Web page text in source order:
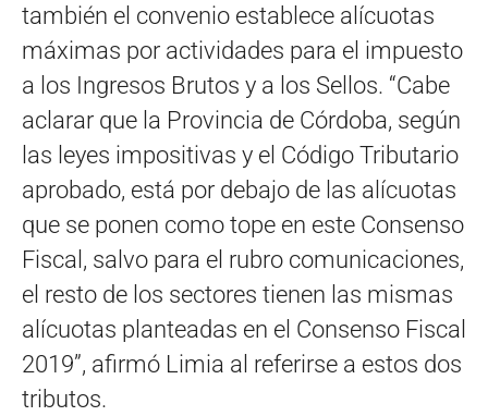
también el convenio establece alícuotas
máximas por actividades para el impuesto
a los Ingresos Brutos y a los Sellos. “Cabe
aclarar que la Provincia de Córdoba, según
las leyes impositivas y el Código Tributario
aprobado, está por debajo de las alícuotas
que se ponen como tope en este Consenso
Fiscal, salvo para el rubro comunicaciones,
el resto de los sectores tienen las mismas
alícuotas planteadas en el Consenso Fiscal
2019”, afirmó Limia al referirse a estos dos
tributos.